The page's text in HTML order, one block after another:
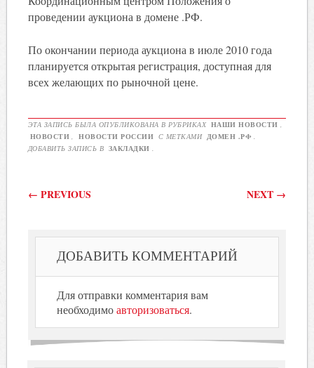
проведении аукциона в домене .РФ.
По окончании периода аукциона в июле 2010 года
планируется открытая регистрация, доступная для
всех желающих по рыночной цене.
ЭТА ЗАПИСЬ БЫЛА ОПУБЛИКОВАНА В РУБРИКАХ НАШИ НОВОСТИ
НОВОСТИ
НОВОСТИ РОССИИ С МЕТКАМИ ДОМЕН .РФ
ДОБАВИТЬ ЗАПИСЬ В ЗАКЛАДКИ
Post navigation
← PREVIOUS NEXT →
ДОБАВИТЬ КОММЕНТАРИЙ
Для отправки комментария вам
необходимоавторизоваться.